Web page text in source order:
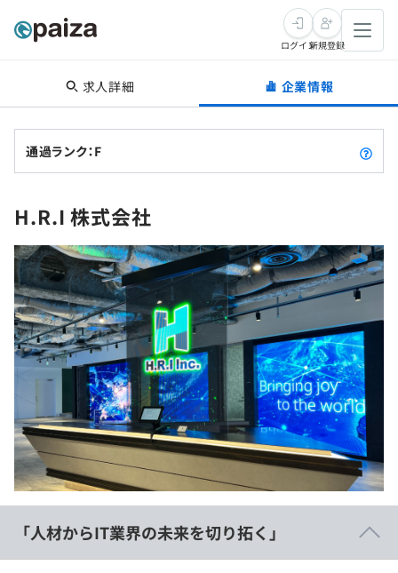
転職・キャリア
転職成功ガイド
転職エージェント
インタビュー
転職成功ガイド
新卒就活
求人検索
本選考
インターン
新卒エージェント
イベント・セミナー
インタビュー
学習
講座一覧
問題集
4択課題
ナレッジ
リファレンス
プラン
個人向けプラン
スキルチェック
プログラミング言語
SQL
評価結果一覧
再チャレンジ結果一覧
ゲーム・マンガ
メディア
Tech Team Journal
paiza times
note
ログイン新規登録
求人詳細 企業情報
通過ランク：F
H.R.I 株式会社
「人材からIT業界の未来を切り拓く」